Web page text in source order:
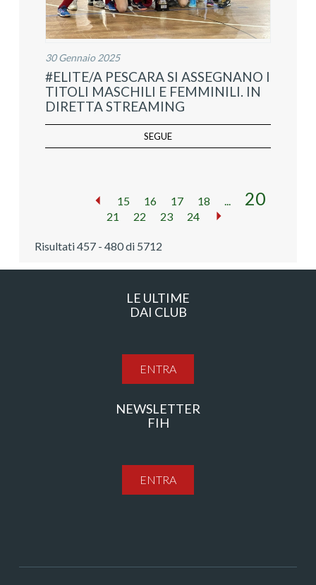
30 Gennaio 2025
#ELITE/A PESCARA SI ASSEGNANO I
TITOLI MASCHILI E FEMMINILI. IN
DIRETTA STREAMING
SEGUE
15 16 17 18 ... 20
21 22 23 24
Risultati 457 - 480 di 5712
LE ULTIME
DAI CLUB
ENTRA
NEWSLETTER
FIH
ENTRA